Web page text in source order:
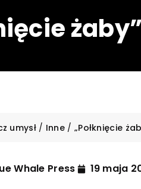
umysł/ Inne / „Połknięcie
Whale Press 19 maja